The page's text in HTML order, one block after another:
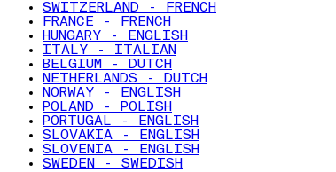
SWITZERLAND - FRENCH
FRANCE - FRENCH
HUNGARY - ENGLISH
ITALY - ITALIAN
BELGIUM - DUTCH
NETHERLANDS - DUTCH
NORWAY - ENGLISH
POLAND - POLISH
PORTUGAL - ENGLISH
SLOVAKIA - ENGLISH
SLOVENIA - ENGLISH
SWEDEN - SWEDISH